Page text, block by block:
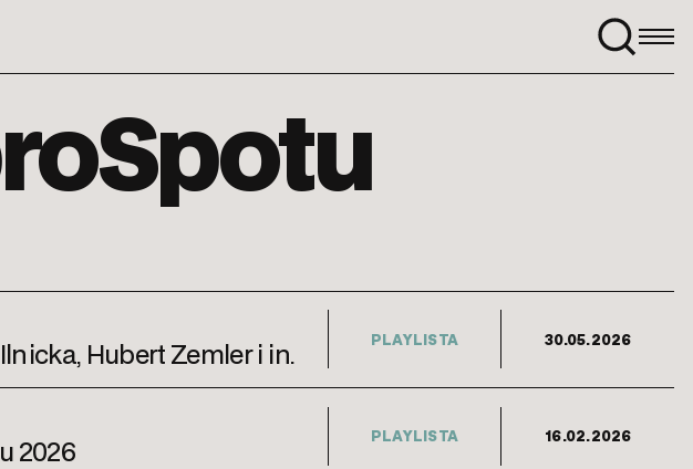
Szukaj:
Hubert Zemler i in. PLAYLISTA 30.05.2026
2026 PLAYLISTA 16.02.2026